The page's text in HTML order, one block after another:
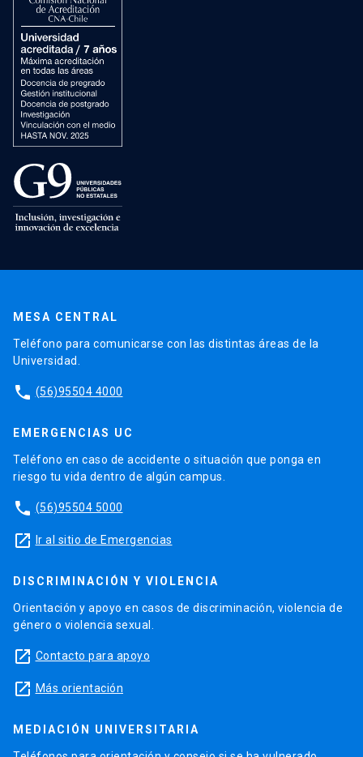
MESA CENTRAL
Teléfono para comunicarse con las distintas áreas de la
Universidad.
phone (56)95504 4000
EMERGENCIAS UC
Teléfono en caso de accidente o situación que ponga en
riesgo tu vida dentro de algún campus.
phone (56)95504 5000
launch Ir al sitio de Emergencias
DISCRIMINACIÓN Y VIOLENCIA
Orientación y apoyo en casos de discriminación, violencia de
género o violencia sexual.
launch Contacto para apoyo
launch Más orientación
MEDIACIÓN UNIVERSITARIA